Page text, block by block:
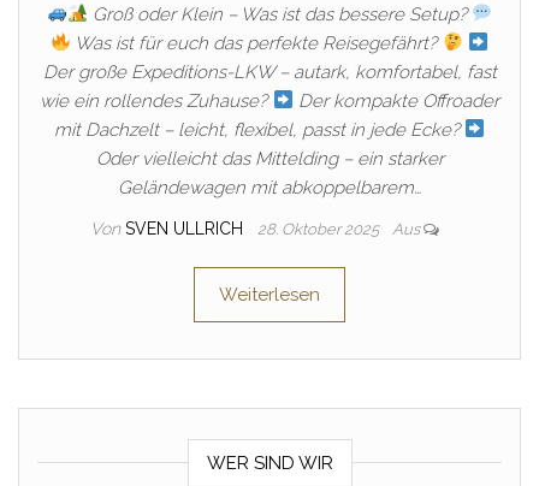
Groß oder Klein – Was ist das bessere Setup?
Was ist für euch das perfekte Reisegefährt?
Der große Expeditions-LKW – autark, komfortabel, fast
wie ein rollendes Zuhause?
Der kompakte Offroader
mit Dachzelt – leicht, flexibel, passt in jede Ecke?
Oder vielleicht das Mittelding – ein starker
Geländewagen mit abkoppelbarem…
Von SVEN ULLRICH 28. Oktober 2025 Aus
Weiterlesen
WER SIND WIR